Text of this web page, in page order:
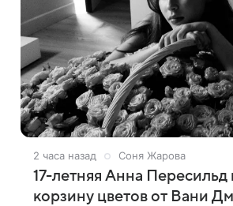
2 часа назад Соня Жарова
17-летняя Анна Пересильд
корзину цветов от Вани